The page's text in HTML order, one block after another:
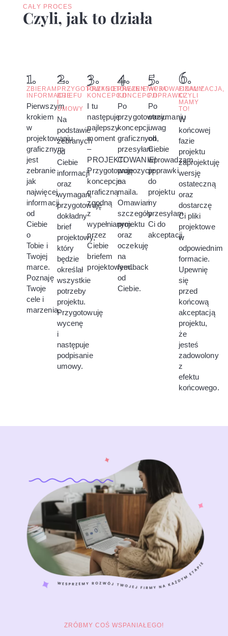
CAŁY PROCES
Czyli, jak to działa
1.
ZBIERAM
INFORMACJE
Pierwszym
krokiem
w
projektowaniu
graficznym
jest
zebranie
jak
najwięcej
informacji
od
Ciebie
o
Tobie i
Twojej
marce.
Poznaję
Twoje
cele i
marzenia.
2.
PRZYGOTOWANIE
BRIEFU
I
UMOWY
Na
podstawie
zebranych
od
Ciebie
informacji
oraz
wymagań,
przygotowuję
dokładny
brief
projektowy,
który
będzie
określał
wszystkie
potrzeby
projektu.
Przygotowuję
wycenę
i
następuje
podpisanie
umowy.
3.
PRZYGOTOWANIE
KONCEPCJI
I tu
następuje
najlepszy
moment
–
PROJEKTOWANIE!
Przygotowuję
koncepcje
graficzną
zgodną
z
wypełnianym
przez
Ciebie
briefem
projektowym.
4.
PREZENTACJA
KONCEPCJI
Po
przygotowaniu
koncepcji
graficznych,
przesyłam
Ci
propozycję
na
maila.
Omawiamy
szczegóły
projektu
oraz
oczekuję
na
feedback
od
Ciebie.
5.
WPROWADZAMY
POPRAWKI
Po
otrzymaniu
uwag
od
Ciebie
wprowadzam
poprawki
do
projektu
i
przesyłam
Ci do
akceptacji.
6.
FINALIZACJA,
CZYLI
MAMY
TO!
W
końcowej
fazie
projektu
zaprojektuję
wersję
ostateczną
oraz
dostarczę
Ci pliki
projektowe
w
odpowiednim
formacie.
Upewnię
się
przed
końcową
akceptacją
projektu,
że
jesteś
zadowolony
z
efektu
końcowego.
ZRÓBMY COŚ WSPANIAŁEGO!